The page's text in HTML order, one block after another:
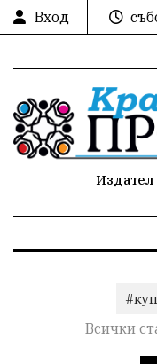
Вход
Всички